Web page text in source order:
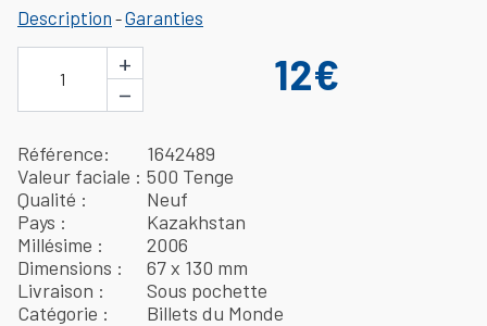
Description -Garanties
1
+
−
12€
Référence
1642489
Valeur faciale
500 Tenge
Qualité
Neuf
Pays
Kazakhstan
Millésime
2006
Dimensions
67 x 130 mm
Livraison
Sous pochette
Catégorie
Billets du Monde